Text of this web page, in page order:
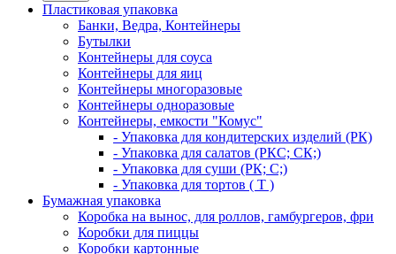
Пластиковая упаковка
Банки, Ведра, Контейнеры
Бутылки
Контейнеры для соуса
Контейнеры для яиц
Контейнеры многоразовые
Контейнеры одноразовые
Контейнеры, емкости "Комус"
- Упаковка для кондитерских изделий (РК)
- Упаковка для салатов (РКС; СК;)
- Упаковка для суши (РК; С;)
- Упаковка для тортов ( Т )
Бумажная упаковка
Коробка на вынос, для роллов, гамбургеров, фри
Коробки для пиццы
Коробки картонные